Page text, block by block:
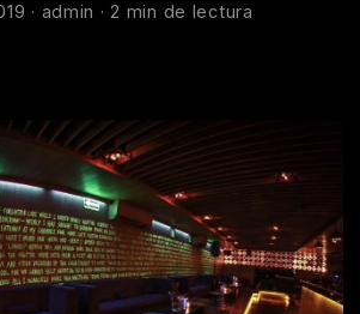
· admin · 2 min de lectura